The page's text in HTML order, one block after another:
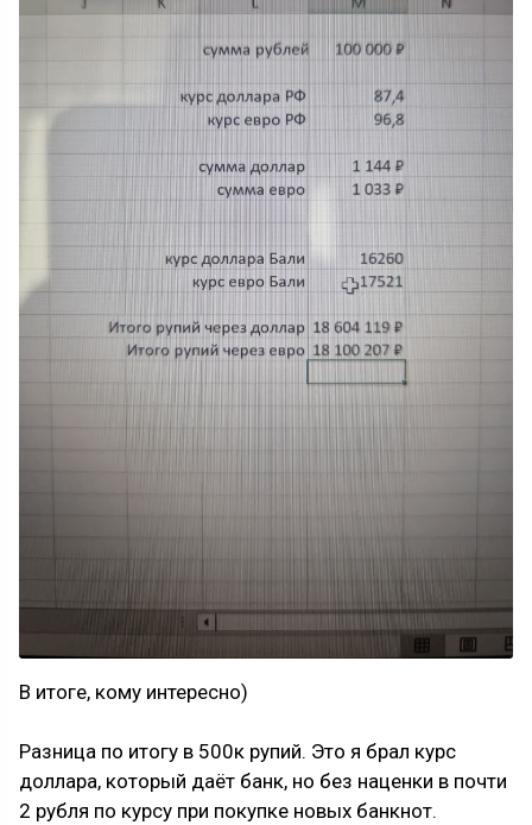
В итоге, кому интересно)
Разница по итогу в 500к рупий. Это я брал курс
доллара, который даёт банк, но без наценки в почти
2 рубля по курсу при покупке новых банкнот.